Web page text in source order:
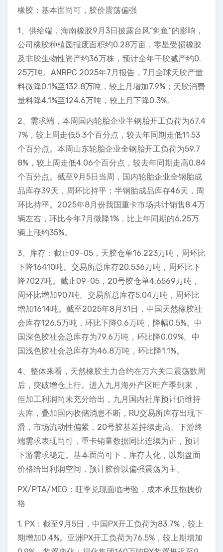
橡胶：基本面尚可，胶价震荡偏强
1、供给端，海南橡胶9月3日披露台风“剑鱼”的影响，
公司橡胶种植园报废面积约0.28万亩，零星受损橡胶
及非胶生物性资产约36万株，预计全年干胶减产约0.
25万吨。ANRPC 2025年7月报告，7月全球天胶产量
料微降0.1%至132.8万吨，较上月增加7.9%；天胶消费
量料降4.1%至124.6万吨，较上月下降0.3%。
2、需求端，本周国内轮胎企业半钢胎开工负荷为67.4
7%，较上周走低5.3个百分点，较去年同期走低11.53
个百分点。本周山东轮胎企业全钢胎开工负荷为59.7
8%，较上周走低4.06个百分点，较去年同期走高0.84
个百分点。截至9月5日当周，国内轮胎企业全钢胎成
品库存39天，周环比持平；半钢胎成品库存46天，周
环比持平。2025年8月份我国重卡市场共计销售8.4万
辆左右，环比今年7月微降1%，比上年同期的6.25万
辆上涨约35%。
3、库存：截止09-05，天胶仓单16.223万吨，周环比
下降16410吨。交易所总库存20.536万吨，周环比下
降7027吨。截止09-05，20号胶仓单4.6569万吨，
周环比增加907吨。交易所总库存5.04万吨，周环比
增加1614吨。截至2025年8月31日，中国天然橡胶社
会库存126.5万吨，环比下降0.6万吨，降幅0.5%。中
国深色胶社会总库存为79.6万吨，环比降0.09%。中
国浅色胶社会总库存为46.8万吨，环比降1.1%。
4、整体来看，天然橡胶主力合约在万六关口震荡数周
后，突破增仓上行。进入九月海外产区旺产季到来，
但加工利润尚未充分给出，九月国内社库预计仍维持
去库，叠加国内收储消息不断，RU交易所库存出现下
滑，市场流动性偏紧，20号胶基差持续走高。下游终
端需求表现尚可，重卡销量数据同比连续为正，预计
下游需求稳定。基本面尚可下，库存去化，以期盘面
价格给出利润空间，预计胶价以偏强震荡为主。
PX/PTA/MEG：旺季兑现面临考验，成本承压拖拽价
格
1. PX：截至9月5日，中国PX开工负荷为83.7%，较上
期增加0.4%。亚洲PX开工负荷为76.5%，较上期增加